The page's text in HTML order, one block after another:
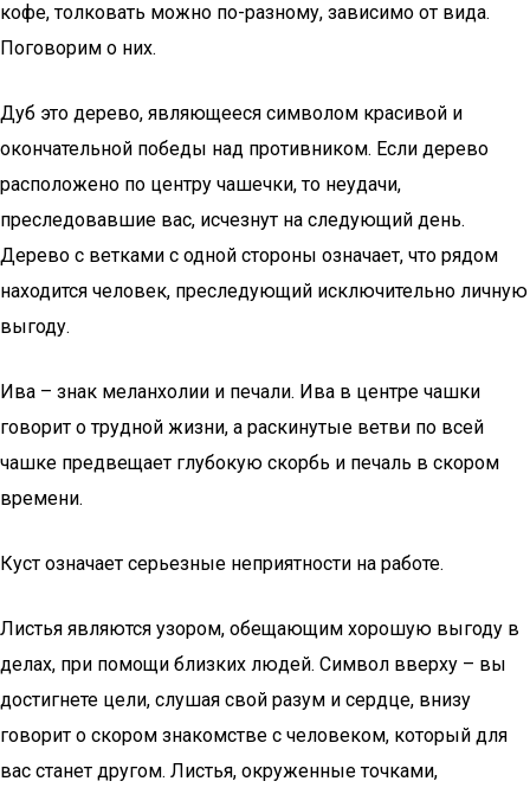
кофе, толковать можно по-разному, зависимо от вида.
Поговорим о них.
Дуб это дерево, являющееся символом красивой и
окончательной победы над противником. Если дерево
расположено по центру чашечки, то неудачи,
преследовавшие вас, исчезнут на следующий день.
Дерево с ветками с одной стороны означает, что рядом
находится человек, преследующий исключительно личную
выгоду.
Ива – знак меланхолии и печали. Ива в центре чашки
говорит о трудной жизни, а раскинутые ветви по всей
чашке предвещает глубокую скорбь и печаль в скором
времени.
Куст означает серьезные неприятности на работе.
Листья являются узором, обещающим хорошую выгоду в
делах, при помощи близких людей. Символ вверху – вы
достигнете цели, слушая свой разум и сердце, внизу
говорит о скором знакомстве с человеком, который для
вас станет другом. Листья, окруженные точками,